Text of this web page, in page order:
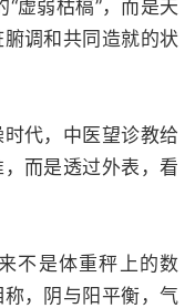
虚弱枯槁”，而是天
调和共同造就的状
代，中医望诊教给
而是透过外表，看
不是体重秤上的数
，阴与阳平衡，气